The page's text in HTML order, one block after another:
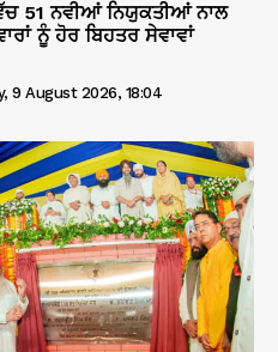
51 ਨਵੀਆਂ ਨਿਯੁਕਤੀਆਂ ਨਾਲ
ਨੂੰ ਹੋਰ ਬਿਹਤਰ ਸੇਵਾਵਾਂ
9 August 2026, 18:04